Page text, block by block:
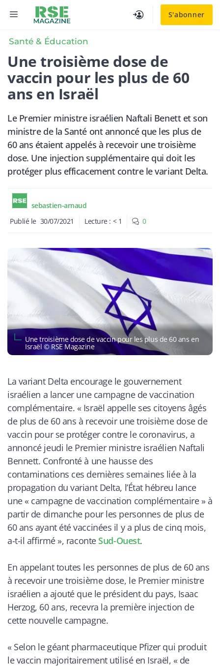
S'abonner
MENU
Santé & Éducation
​Une troisième dose de
vaccin pour les plus de 60
ans en Israël
Le Premier ministre israélien Naftali Benett et son
ministre de la Santé ont annoncé que les plus de
60 ans étaient appelés à recevoir une troisième
dose. Une injection supplémentaire qui doit les
protéger plus efficacement contre le variant Delta.
sebastien-arnaud
Publié le 30/07/2021 Lecture : < 1 0
​Une troisième dose de vaccin pour les plus de 60 ans en
Israël © RSE Magazine
La variant Delta encourage le gouvernement
israélien a lancer une campagne de vaccination
complémentaire. « Israël appelle ses citoyens âgés
de plus de 60 ans à recevoir une troisième dose de
vaccin pour se protéger contre le coronavirus, a
annoncé jeudi le Premier ministre israélien Naftali
Bennett. Confronté à une hausse des
contaminations ces dernières semaines liée à la
propagation du variant Delta, l’État hébreu lance
une « campagne de vaccination complémentaire » à
partir de dimanche pour les personnes de plus de
60 ans ayant été vaccinées il y a plus de cinq mois,
a-t-il affirmé», raconte Sud-Ouest.
En appelant toutes les personnes de plus de 60 ans
à recevoir une troisième dose, le Premier ministre
israélien a ajouté que le président du pays, Isaac
Herzog, 60 ans, recevra la première injection de
cette nouvelle campagne.
« Selon le géant pharmaceutique Pfizer qui produit
le vaccin majoritairement utilisé en Israël, « de